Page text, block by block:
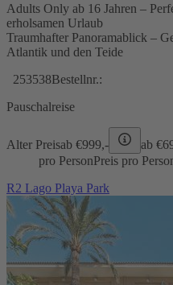
Adults Only ab 16 Jahren –
erholsamen Urlaub
Traumhafter Panoramablick –
Atlantik und den Teide
253538Bestellnr.:
Pauschalreise
Alter Preisab €999,- ab €
pro PersonPreis pro
R2 Lago Playa Park